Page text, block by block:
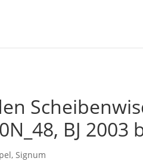
BJ 2003
, Signum